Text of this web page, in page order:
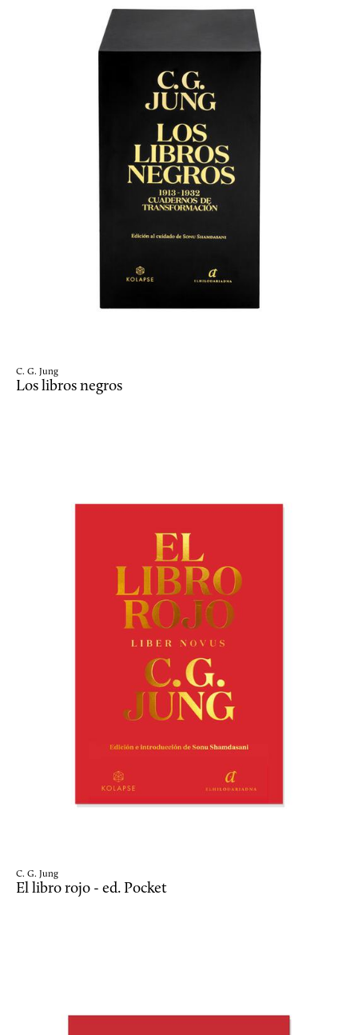
C. G. Jung
Los libros negros
C. G. Jung
El libro rojo - ed. Pocket